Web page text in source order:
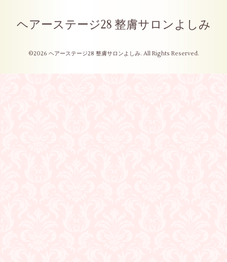
ヘアーステージ28 整膚サロンよしみ
©2026 ヘアーステージ28 整膚サロンよしみ. All Rights Reserved.